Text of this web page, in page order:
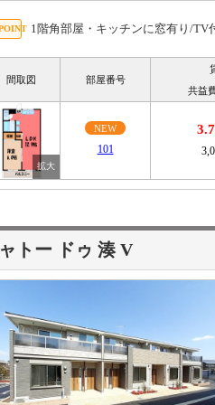
1階角部屋・キッチンに窓有り/
間取図 部屋番号
共益
NEW
101
トー ドゥ 湊 V